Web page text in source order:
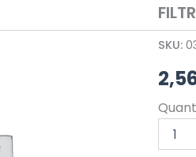
SKU:
FILTRO
5,4
MM